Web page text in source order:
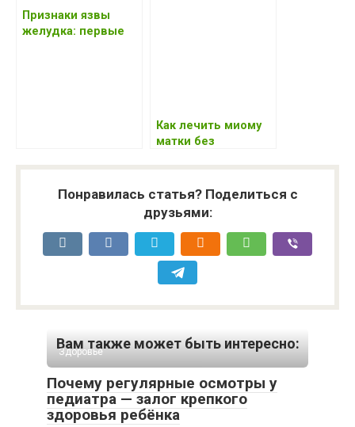
Признаки язвы
желудка: первые
Как лечить миому
матки без
народные средства
Понравилась статья? Поделиться с
друзьями:
Вам также может быть интересно:
Здоровье
Почему регулярные осмотры у
педиатра — залог крепкого
здоровья ребёнка